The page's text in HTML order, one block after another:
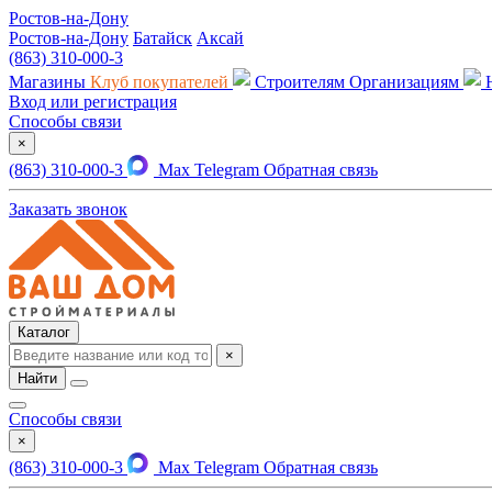
Ростов-на-Дону
Ростов-на-Дону Батайск Аксай
(863) 310-000-3
Магазины Клуб покупателей Строителям Организациям
Вход или регистрация
Способы связи
×
(863) 310-000-3 Max Telegram Обратная связь
Заказать звонок
Каталог
×
Найти
Способы связи
×
(863) 310-000-3 Max Telegram Обратная связь